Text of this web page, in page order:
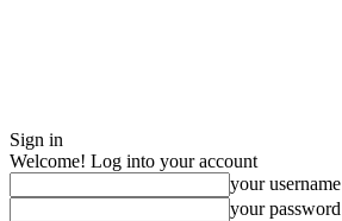
Sign in
Welcome! Log into your account
your username
your password